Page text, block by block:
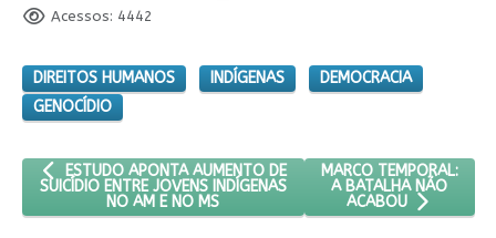
Acessos: 4442
DIREITOS HUMANOS INDÍGENAS
DEMOCRACIA
GENOCÍDIO
ARTIGO ANTERIOR: ESTUDO APONTA AUMENTO DE SUICÍDIO
ESTUDO APONTA AUMENTO DE
SUICÍDIO ENTRE JOVENS INDÍGENAS
NO AM E NO MS
PRÓXIMO ARTIGO:
MARCO TEMPORAL:
A BATALHA NÃO
ACABOU